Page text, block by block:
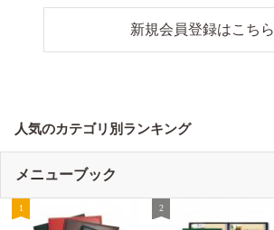
新規会員登録はこちら
人気のカテゴリ別ランキング
メニューブック